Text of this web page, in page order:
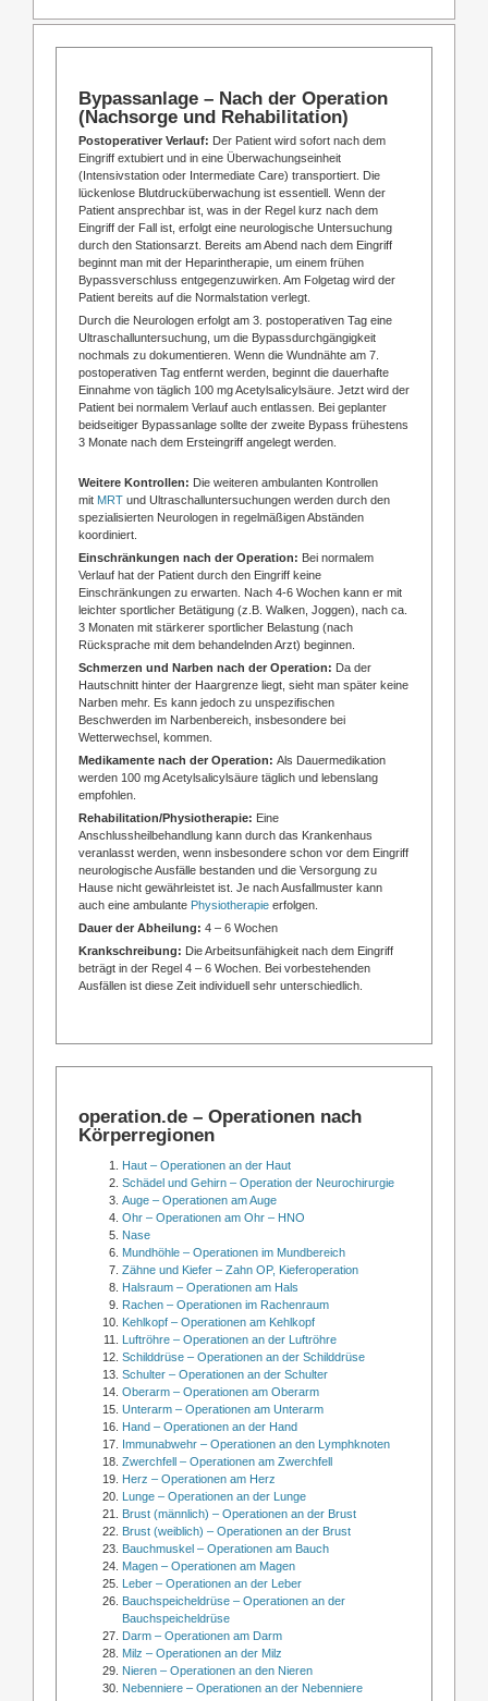
Bypassanlage – Nach der Operation
(Nachsorge und Rehabilitation)
Postoperativer Verlauf: Der Patient wird sofort nach dem
Eingriff extubiert und in eine Überwachungseinheit
(Intensivstation oder Intermediate Care) transportiert. Die
lückenlose Blutdrucküberwachung ist essentiell. Wenn der
Patient ansprechbar ist, was in der Regel kurz nach dem
Eingriff der Fall ist, erfolgt eine neurologische Untersuchung
durch den Stationsarzt. Bereits am Abend nach dem Eingriff
beginnt man mit der Heparintherapie, um einem frühen
Bypassverschluss entgegenzuwirken. Am Folgetag wird der
Patient bereits auf die Normalstation verlegt.
Durch die Neurologen erfolgt am 3. postoperativen Tag eine
Ultraschalluntersuchung, um die Bypassdurchgängigkeit
nochmals zu dokumentieren. Wenn die Wundnähte am 7.
postoperativen Tag entfernt werden, beginnt die dauerhafte
Einnahme von täglich 100 mg Acetylsalicylsäure. Jetzt wird der
Patient bei normalem Verlauf auch entlassen. Bei geplanter
beidseitiger Bypassanlage sollte der zweite Bypass frühestens
3 Monate nach dem Ersteingriff angelegt werden.
Weitere Kontrollen: Die weiteren ambulanten Kontrollen
mit MRTund Ultraschalluntersuchungen werden durch den
spezialisierten Neurologen in regelmäßigen Abständen
koordiniert.
Einschränkungen nach der Operation: Bei normalem
Verlauf hat der Patient durch den Eingriff keine
Einschränkungen zu erwarten. Nach 4-6 Wochen kann er mit
leichter sportlicher Betätigung (z.B. Walken, Joggen), nach ca.
3 Monaten mit stärkerer sportlicher Belastung (nach
Rücksprache mit dem behandelnden Arzt) beginnen.
Schmerzen und Narben nach der Operation: Da der
Hautschnitt hinter der Haargrenze liegt, sieht man später keine
Narben mehr. Es kann jedoch zu unspezifischen
Beschwerden im Narbenbereich, insbesondere bei
Wetterwechsel, kommen.
Medikamente nach der Operation: Als Dauermedikation
werden 100 mg Acetylsalicylsäure täglich und lebenslang
empfohlen.
Rehabilitation/Physiotherapie: Eine
Anschlussheilbehandlung kann durch das Krankenhaus
veranlasst werden, wenn insbesondere schon vor dem Eingriff
neurologische Ausfälle bestanden und die Versorgung zu
Hause nicht gewährleistet ist. Je nach Ausfallmuster kann
auch eine ambulante Physiotherapieerfolgen.
Dauer der Abheilung: 4 – 6 Wochen
Krankschreibung: Die Arbeitsunfähigkeit nach dem Eingriff
beträgt in der Regel 4 – 6 Wochen. Bei vorbestehenden
Ausfällen ist diese Zeit individuell sehr unterschiedlich.
operation.de – Operationen nach
Körperregionen
Haut – Operationen an der Haut
Schädel und Gehirn – Operation der Neurochirurgie
Auge – Operationen am Auge
Ohr – Operationen am Ohr – HNO
Nase
Mundhöhle – Operationen im Mundbereich
Zähne und Kiefer – Zahn OP, Kieferoperation
Halsraum – Operationen am Hals
Rachen – Operationen im Rachenraum
Kehlkopf – Operationen am Kehlkopf
Luftröhre – Operationen an der Luftröhre
Schilddrüse – Operationen an der Schilddrüse
Schulter – Operationen an der Schulter
Oberarm – Operationen am Oberarm
Unterarm – Operationen am Unterarm
Hand – Operationen an der Hand
Immunabwehr – Operationen an den Lymphknoten
Zwerchfell – Operationen am Zwerchfell
Herz – Operationen am Herz
Lunge – Operationen an der Lunge
Brust (männlich) – Operationen an der Brust
Brust (weiblich) – Operationen an der Brust
Bauchmuskel – Operationen am Bauch
Magen – Operationen am Magen
Leber – Operationen an der Leber
Bauchspeicheldrüse – Operationen an der
Bauchspeicheldrüse
Darm – Operationen am Darm
Milz – Operationen an der Milz
Nieren – Operationen an den Nieren
Nebenniere – Operationen an der Nebenniere